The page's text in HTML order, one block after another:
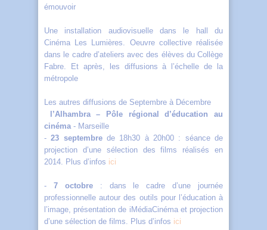
émouvoir
Une installation audiovisuelle dans le hall du
Cinéma Les Lumières. Oeuvre collective réalisée
dans le cadre d’ateliers avec des élèves du Collège
Fabre. Et après, les diffusions à l’échelle de la
métropole
Les autres diffusions de Septembre à Décembre
l’Alhambra – Pôle régional d’éducation au
cinéma - Marseille
-23 septembrede 18h30 à 20h00 : séance de
projection d’une sélection des films réalisés en
2014. Plus d’infos ici
- 7 octobre: dans le cadre d’une journée
professionnelle autour des outils pour l’éducation à
l’image, présentation de iMédiaCinéma et projection
d’une sélection de films. Plus d’infos ici